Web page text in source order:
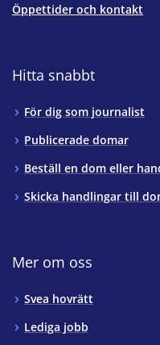
Öppettider och kontakt
Hitta snabbt
För dig som journalist
Publicerade domar
Beställ en dom eller
Skicka handlingar till
Mer om oss
Svea hovrätt
Lediga jobb